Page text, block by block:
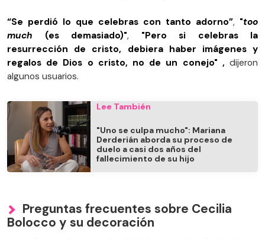
“Se perdió lo que celebras con tanto adorno”, "too
much (es demasiado)", "Pero si celebras la
resurrección de cristo, debiera haber imágenes y
regalos de Dios o cristo, no de un conejo" , dijeron
algunos usuarios.
Lee También
"Uno se culpa mucho": Mariana
Derderián aborda su proceso de
duelo a casi dos años del
fallecimiento de su hijo
Preguntas frecuentes sobre Cecilia
Bolocco y su decoración